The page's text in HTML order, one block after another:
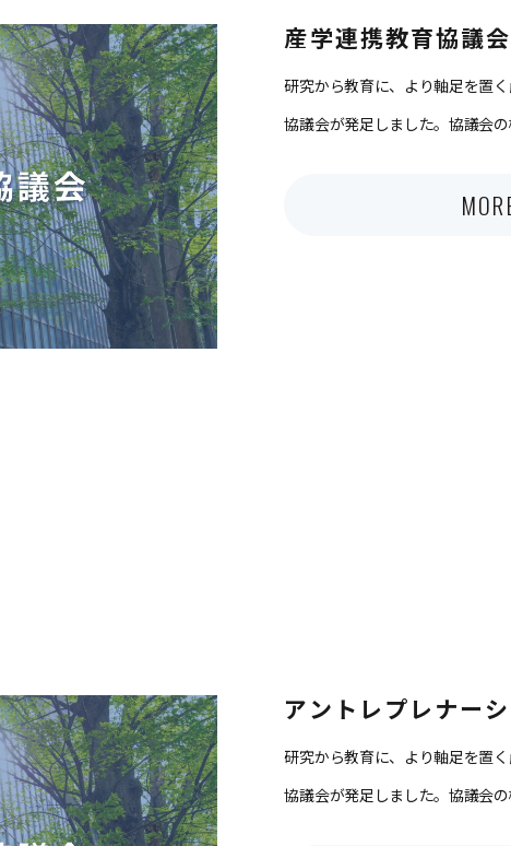
産学連携教育協議会
研究から教育に、より軸足を置
協議会が発足しました。協議会
アントレプレナー
研究から教育に、より軸足を置
協議会が発足しました。協議会